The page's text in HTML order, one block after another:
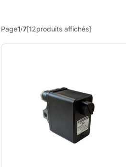
Page1/7[12produits affichés]